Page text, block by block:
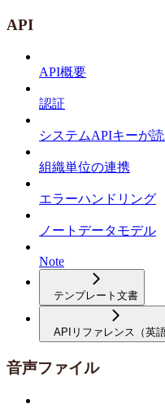
API
API概要
認証
システムAPIキーが
組織単位の連携
エラーハンドリング
ノートデータモデル
Note
テンプレート文書
APIリファレンス（英語
音声ファイル